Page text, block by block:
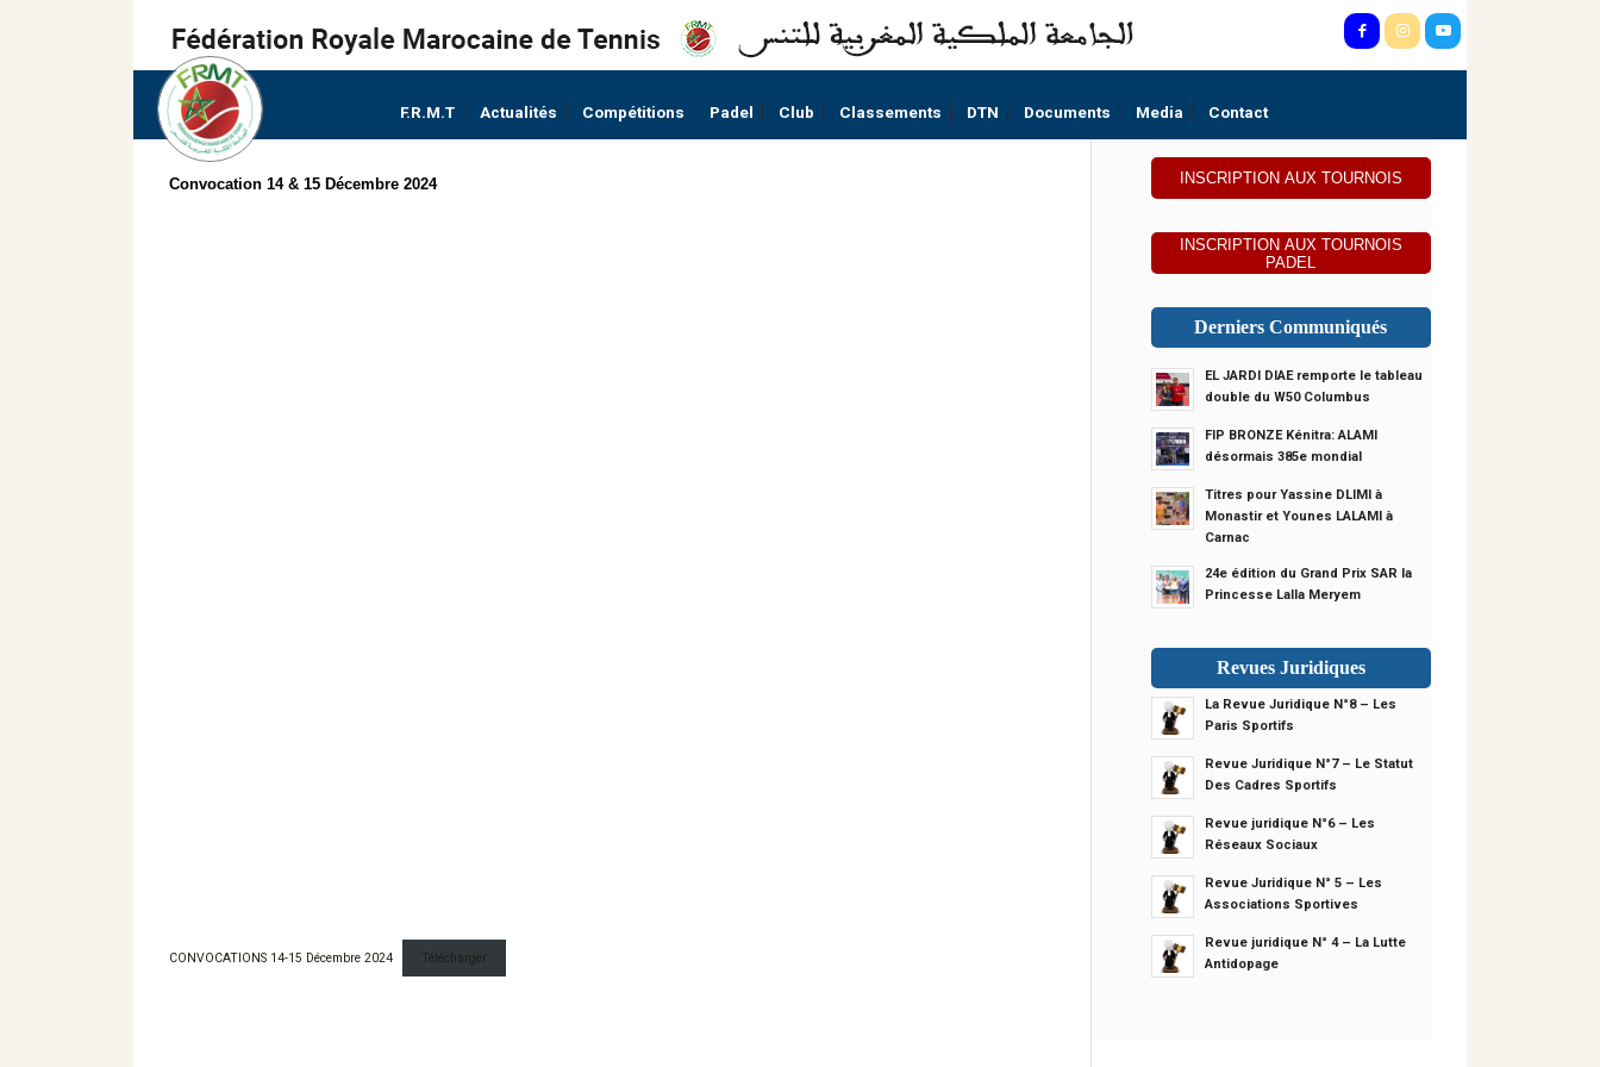
F.R.M.T Actualités Compétitions Padel Club Classements DTN Documents Media Contact
Convocation 14 & 15 Décembre 2024
CONVOCATIONS 14-15 Décembre 2024 Télécharger
INSCRIPTION AUX TOURNOIS
INSCRIPTION AUX TOURNOIS
PADEL
Derniers Communiqués
EL JARDI DIAE remporte le tableau
double du W50 Columbus
FIP BRONZE Kénitra: ALAMI
désormais 385e mondial
Titres pour Yassine DLIMI à
Monastir et Younes LALAMI à
Carnac
24e édition du Grand Prix SAR la
Princesse Lalla Meryem
Revues Juridiques
La Revue Juridique N°8 – Les
Paris Sportifs
Revue Juridique N°7 – Le Statut
Des Cadres Sportifs
Revue juridique N°6 – Les
Réseaux Sociaux
Revue Juridique N° 5 – Les
Associations Sportives
Revue juridique N° 4 – La Lutte
Antidopage